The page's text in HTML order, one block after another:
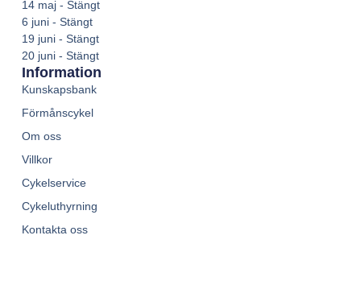
14 maj - Stängt
6 juni - Stängt
19 juni - Stängt
20 juni - Stängt
Information
Kunskapsbank
Förmånscykel
Om oss
Villkor
Cykelservice
Cykeluthyrning
Kontakta oss